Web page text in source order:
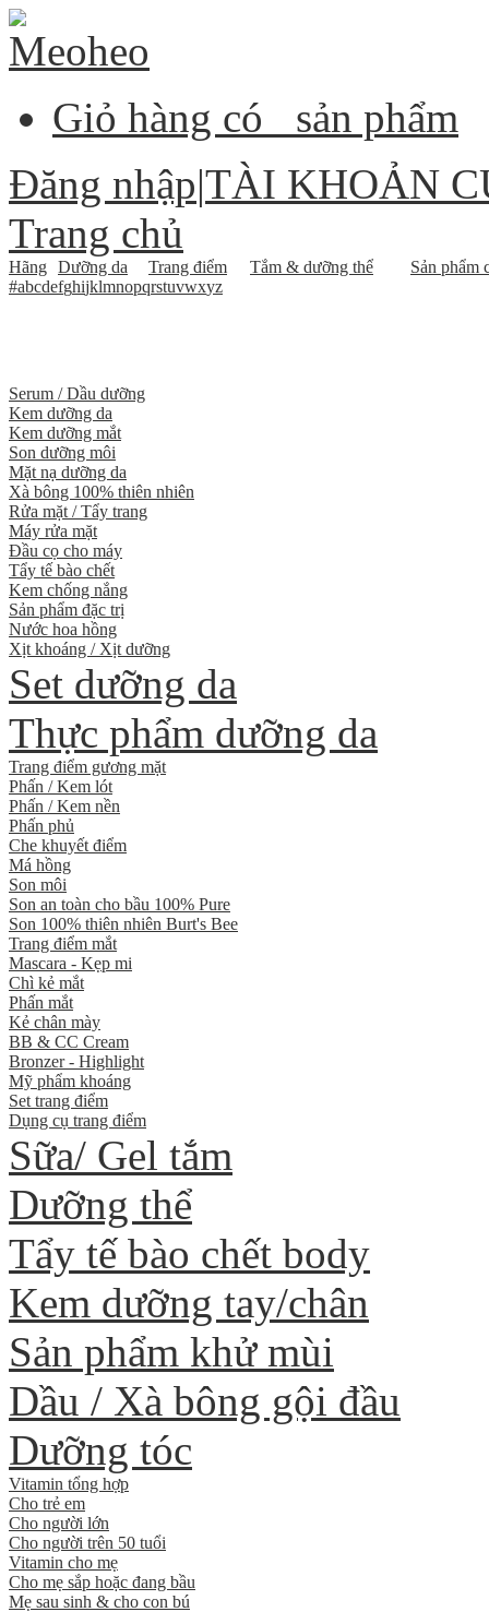
Giỏ hàng có
sản phẩm
Đăng nhập|TÀI KHOẢN
Trang chủ
Hãng Dưỡng da Trang điểm Tắm & dưỡng thể
Sản phẩm
#abcdefghijklmnopqrstuvwxyz
Serum / Dầu dưỡng
Kem dưỡng da
Kem dưỡng mắt
Son dưỡng môi
Mặt nạ dưỡng da
Xà bông 100% thiên nhiên
Rửa mặt / Tẩy trang
Máy rửa mặt
Đầu cọ cho máy
Tẩy tế bào chết
Kem chống nắng
Sản phẩm đặc trị
Nước hoa hồng
Xịt khoáng / Xịt dưỡng
Set dưỡng da
Thực phẩm dưỡng da
Trang điểm gương mặt
Phấn / Kem lót
Phấn / Kem nền
Phấn phủ
Che khuyết điểm
Má hồng
Son môi
Son an toàn cho bầu 100% Pure
Son 100% thiên nhiên Burt's Bee
Trang điểm mắt
Mascara - Kẹp mi
Chì kẻ mắt
Phấn mắt
Kẻ chân mày
BB & CC Cream
Bronzer - Highlight
Mỹ phẩm khoáng
Set trang điểm
Dụng cụ trang điểm
Sữa/ Gel tắm
Dưỡng thể
Tẩy tế bào chết body
Kem dưỡng tay/chân
Sản phẩm khử mùi
Dầu / Xà bông gội đầu
Dưỡng tóc
Vitamin tổng hợp
Cho trẻ em
Cho người lớn
Cho người trên 50 tuổi
Vitamin cho mẹ
Cho mẹ sắp hoặc đang bầu
Mẹ sau sinh & cho con bú